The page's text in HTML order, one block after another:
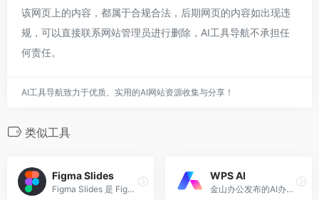
该网页上的内容，都属于合规合法，后期网页的内容如出现违
规，可以直接联系网站管理员进行删除，AI工具导航不承担任
何责任。
AI工具导航致力于优质、实用的AI网站资源收集与分享！
类似工具
Figma Slides
Figma Slides 是 Figma 发布的PPT制作和演示文稿生成工具，可以帮助创建、设计、定制和分享演示文稿
WPS AI
金山办公发布的AI办公应用，提供智能文档写作、阅读理解和问答、智能人机交互的能力。